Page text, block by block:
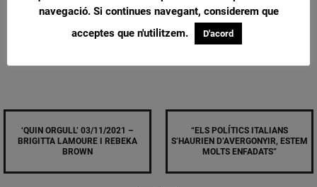
‘QUIN ORGULL’ 03/11/2021 –
BRIGITTA LAMOURE I REBEKA
BROWN
“ELS POLÍTICS ITALIANS
S’HAURIEN D’AVERGONYIR, ESTEM
MOLTS ENFADATS”
navegació. Si continues navegant, considerem que
acceptes que n'utilitzem.
D'acord